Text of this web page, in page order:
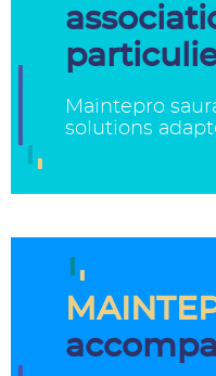
Maintepro
solutions